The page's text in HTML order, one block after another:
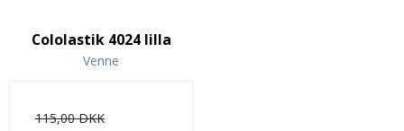
Cololastik 4024 lilla
Venne
115,00 DKK